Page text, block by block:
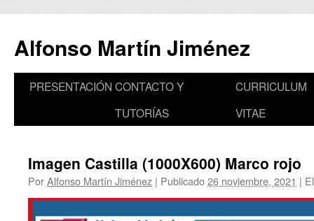
contenido
Alfonso Martín Jiménez
PRESENTACIÓN CONTACTO Y
TUTORÍAS
CURRICULUM
VITAE
Imagen Castilla (1000X600) Marco rojo
PorAlfonso Martín Jiménez | Publicado26 noviembre, 2021 |